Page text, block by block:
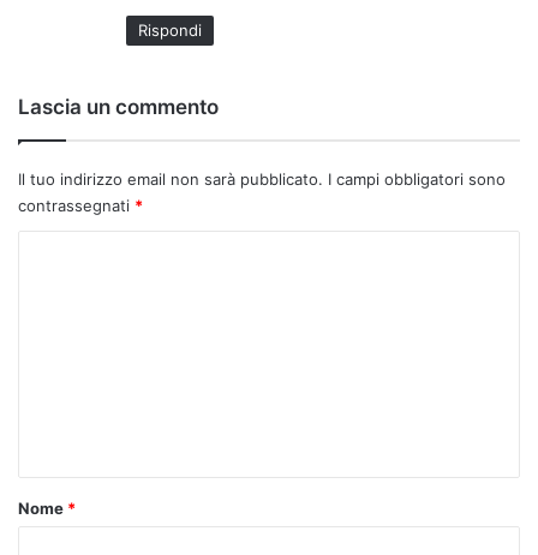
Rispondi
Lascia un commento
Il tuo indirizzo email non sarà pubblicato. I campi obbligatori sono
contrassegnati *
o
Nome *